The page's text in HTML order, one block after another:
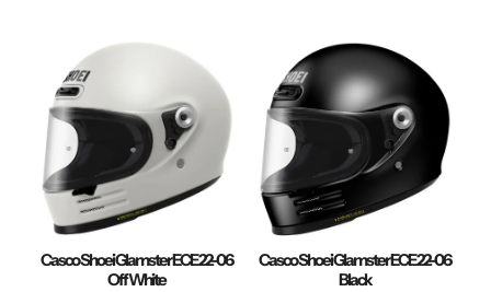
Casco Shoei Glamster ECE 22-06
Off White
Casco Shoei Glamster ECE 22-06
Black